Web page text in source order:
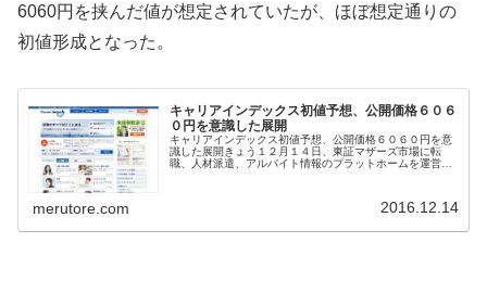
6060円を挟んだ値が想定されていたが、ほぼ想定通りの
初値形成となった。
キャリアインデックス初値予想、公開価格６０６
０円を意識した展開
キャリアインデックス初値予想、公開価格６０６０円を意
識した展開きょう１２月１４日、東証マザーズ市場に転
職、人材派遣、アルバイト情報のプラットホームを運営す
merutore.com 2016.12.14